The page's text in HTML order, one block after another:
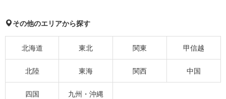
その他のエリアから探す
北海道 東北 関東 甲信越
北陸 東海 関西 中国
四国 九州・沖縄